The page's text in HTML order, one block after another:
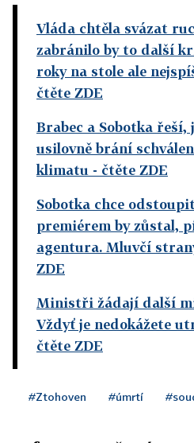
Vláda chtěla svázat
zabránilo by to další
roky na stole ale
čtěte ZDE
Brabec a Sobotka řeší,
usilovně brání
klimatu - čtěte ZDE
Sobotka chce odstoupit
premiérem by zůstal,
agentura. Mluvčí
ZDE
Ministři žádají další
Vždyť je nedokážete
čtěte ZDE
#Ztohoven #úmrtí